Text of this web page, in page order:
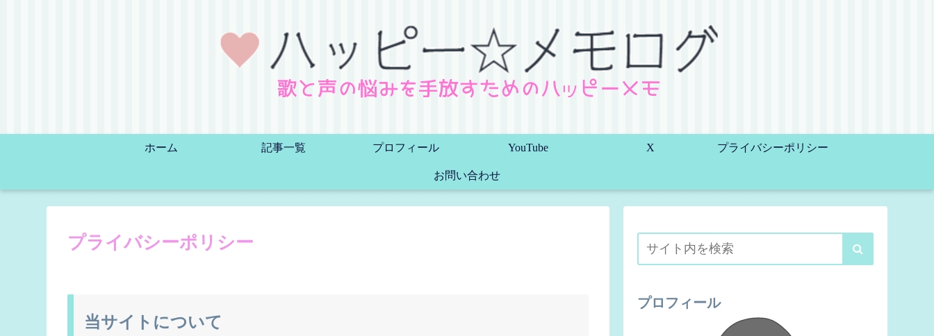
ホーム 記事一覧 プロフィール YouTube X プライバシーポリシー
お問い合わせ
プライバシーポリシー
当サイトについて
プロフィール